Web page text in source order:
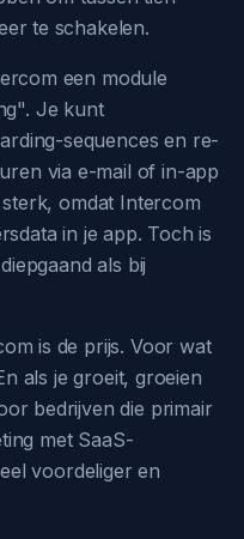
te schakelen.
een module
Je kunt
sequences en re-
via e-mail of in-app
omdat Intercom
in je app. Toch is
als bij
is de prijs. Voor wat
als je groeit, groeien
bedrijven die primair
met SaaS-
voordeliger en